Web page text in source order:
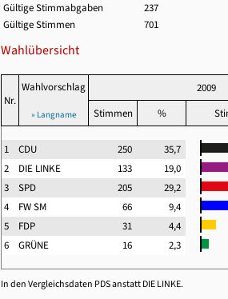
Gültige Stimmabgaben
237
Gültige Stimmen
701
Wahlübersicht
Nr.
Wahlvorschlag
» Langname
2009
Stimmen
%
1 CDU 250
35,7
2 DIE LINKE 133
19,0
3 SPD 205
29,2
4 FW SM 66
9,4
5 FDP 31
4,4
6 GRÜNE 16 2,3
In den Vergleichsdaten PDS anstatt DIE LINKE.